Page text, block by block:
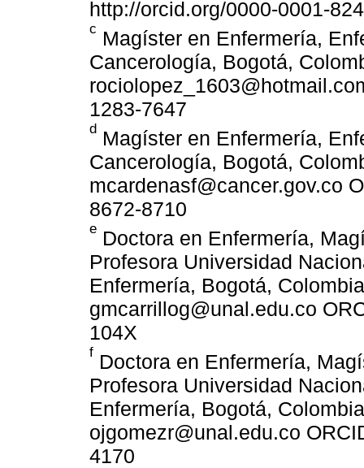
http://orcid.org/0000-0001-
c Magíster en Enfermería,
Cancerología, Bogotá,
1283-7647
d Magíster en Enfermería,
Cancerología, Bogotá,
mcardenasf@cancer.gov.co
8672-8710
e Doctora en Enfermería,
Profesora Universidad
Enfermería, Bogotá,
gmcarrillog@unal.edu.co
104X
f Doctora en Enfermería,
Profesora Universidad
Enfermería, Bogotá,
ojgomezr@unal.edu.co
4170